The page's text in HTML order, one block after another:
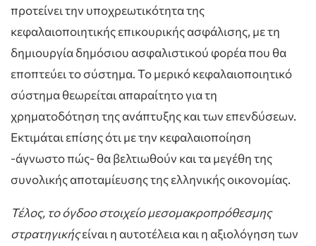
προτείνει την υποχρεωτικότητα της
κεφαλαιοποιητικής επικουρικής ασφάλισης, με τη
δημιουργία δημόσιου ασφαλιστικού φορέα που θα
εποπτεύει το σύστημα. Το μερικό κεφαλαιοποιητικό
σύστημα θεωρείται απαραίτητο για τη
χρηματοδότηση της ανάπτυξης και των επενδύσεων.
Εκτιμάται επίσης ότι με την κεφαλαιοποίηση
-άγνωστο πώς- θα βελτιωθούν και τα μεγέθη της
συνολικής αποταμίευσης της ελληνικής οικονομίας.
Τέλος, το όγδοο στοιχείο μεσομακροπρόθεσμης
στρατηγικήςείναι η αυτοτέλεια και η αξιολόγηση των